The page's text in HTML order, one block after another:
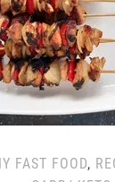
FAST FOOD,